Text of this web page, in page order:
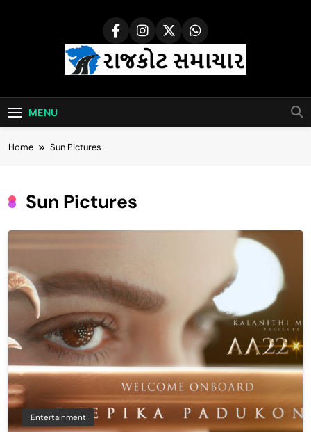
Rajkot Samachar
MENU
Home Sun Pictures
Sun Pictures
Entertainment